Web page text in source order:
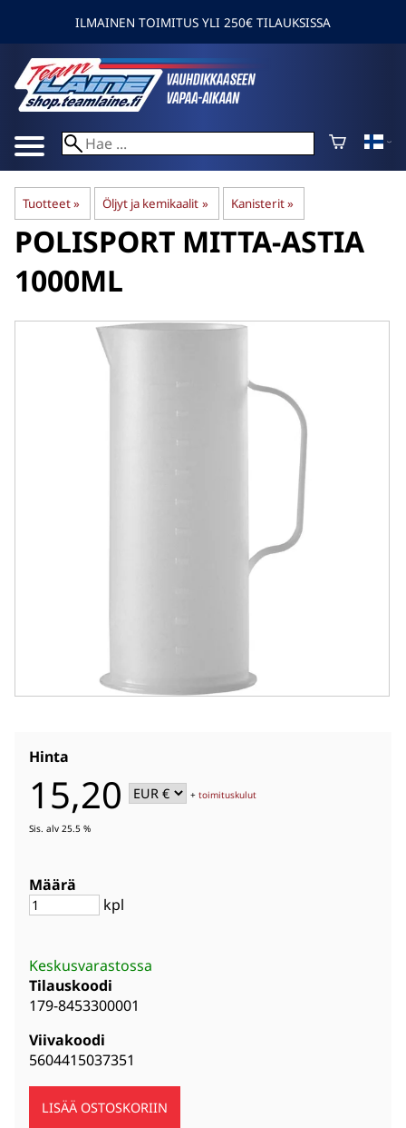
ILMAINEN TOIMITUS YLI 250€ TILAUKSISSA
Tuotteet‪» Öljyt ja kemikaalit ‪» Kanisterit‪»
POLISPORT MITTA-ASTIA
1000ML
Hinta
15,20 +toimituskulut
Sis. alv 25.5 %
Määrä
kpl
Keskusvarastossa
Tilauskoodi
179-8453300001
Viivakoodi
5604415037351